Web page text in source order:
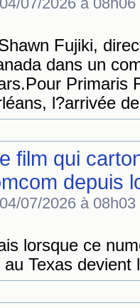
Fujiki,
dans un
Primaris
l?arrivée
film qui
depuis
07/2026 à 08h03
lorsque ce
au Texas devient